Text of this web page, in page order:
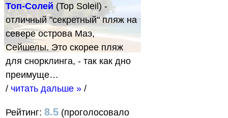
Топ-Солей (Top Soleil) -
отличный "секретный" пляж на
севере острова Маэ,
Сейшелы. Это скорее пляж
для снорклинга, - так как дно
преимуще…
/ читать дальше » /
Рейтинг: 8.5 (проголосовало